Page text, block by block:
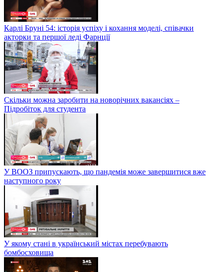
Карлі Бруні 54: історія успіху і кохання моделі, співачки
акторки та першої леді Фарнції
Скільки можна заробити на новорічних вакансіях –
Підробіток для студента
У ВООЗ припускають, що пандемія може завершитися вже
наступного року
У якому стані в український містах перебувають
бомбосховища